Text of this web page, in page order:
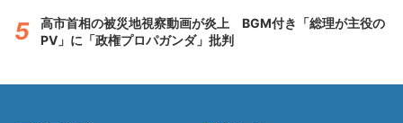
高市首相の被災地視察動画が炎上 BGM付き「総理が主役の
PV」に「政権プロパガンダ」批判